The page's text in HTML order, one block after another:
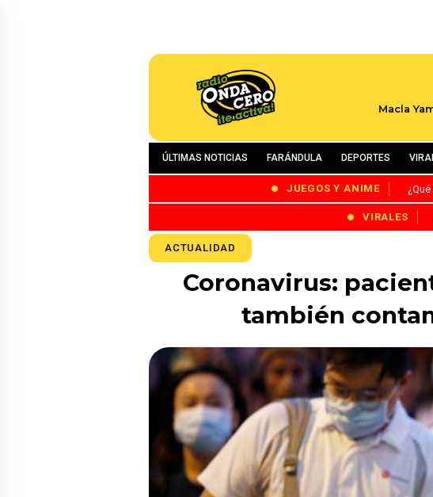
Macla
ÚLTIMAS NOTICIAS FARÁNDULA DEPORTES
JUEGOS Y ANIME
VIRALES
ACTUALIDAD
Coronavirus:
también